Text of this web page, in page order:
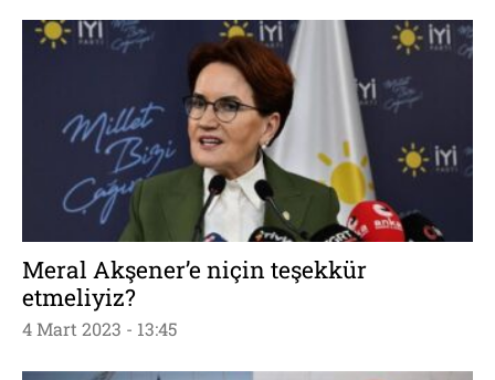
Meral Akşener’e niçin teşekkür
etmeliyiz?
4 Mart 2023 - 13:45